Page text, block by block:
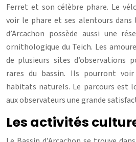
Ferret et son célèbre phare. Le
voir le phare et ses alentours dans
d’Arcachon possède aussi une
ornithologique du Teich. Les
de plusieurs sites d’observations
rares du bassin. Ils pourront
habitats naturels. Le parcours est
aux observateurs une grande
Les activités